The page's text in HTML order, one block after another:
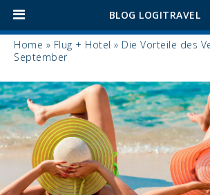
BLOG LOGITRAVEL
Home » Flug + Hotel » Die Vorteile des
September